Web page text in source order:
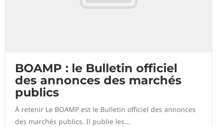
BOAMP : le Bulletin officiel
des annonces des marchés
publics
À retenir Le BOAMP est le Bulletin officiel des annonces
des marchés publics. Il publie les...